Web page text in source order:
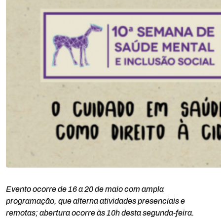
Evento ocorre de 16 a 20 de maio com ampla
programação, que alterna atividades presenciais e
remotas; abertura ocorre às 10h desta segunda-feira.